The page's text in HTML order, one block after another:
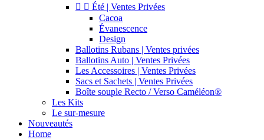
  Été | Ventes Privées
Cacoa
Évanescence
Design
Ballotins Rubans | Ventes privées
Ballotins Auto | Ventes Privées
Les Accessoires | Ventes Privées
Sacs et Sachets | Ventes Privées
Boîte souple Recto / Verso Caméléon®
Les Kits
Le sur-mesure
Nouveautés
Home